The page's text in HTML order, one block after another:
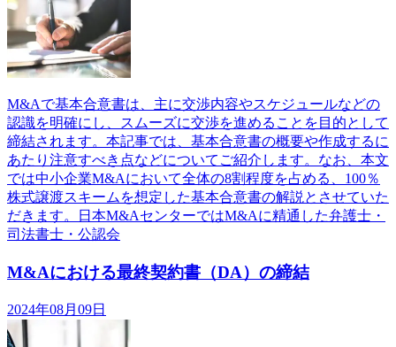
M&Aで基本合意書は、主に交渉内容やスケジュールなどの
認識を明確にし、スムーズに交渉を進めることを目的として
締結されます。本記事では、基本合意書の概要や作成するに
あたり注意すべき点などについてご紹介します。なお、本文
では中小企業M&Aにおいて全体の8割程度を占める、100％
株式譲渡スキームを想定した基本合意書の解説とさせていた
だきます。日本M&AセンターではM&Aに精通した弁護士・
司法書士・公認会
M&Aにおける最終契約書（DA）の締結
2024年08月09日